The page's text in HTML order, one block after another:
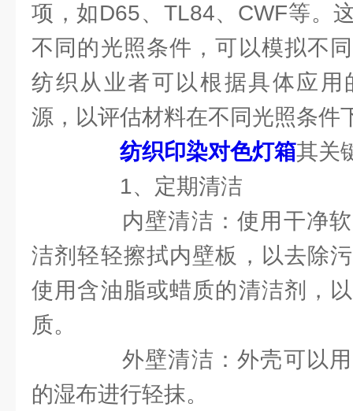
项，如D65、TL84、CWF等。
不同的光照条件，可以模拟不
纺织从业者可以根据具体应用
源，以评估材料在不同光照条件
纺织印染对色灯箱其关
1、定期清洁
内壁清洁：使用干净软
洁剂轻轻擦拭内壁板，以去除
使用含油脂或蜡质的清洁剂，
质。
外壁清洁：外壳可以用
的湿布进行轻抹。